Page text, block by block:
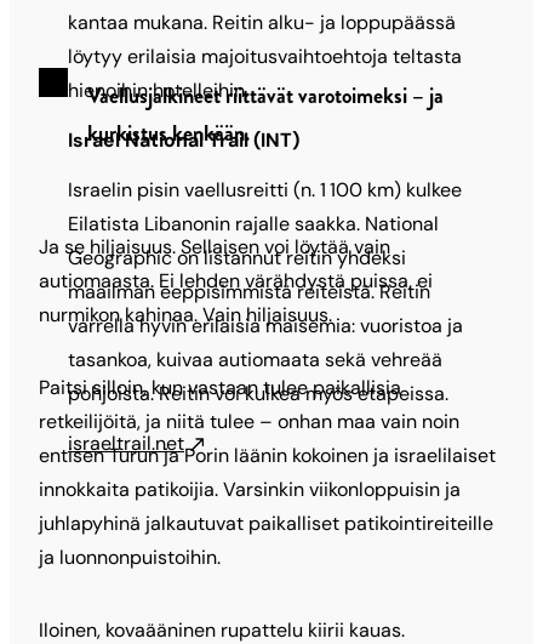
kantaa mukana. Reitin alku- ja loppupäässä
löytyy erilaisia majoitusvaihtoehtoja teltasta
hienoihin hotelleihin.
Israel National Trail (INT)
Israelin pisin vaellusreitti (n. 1 100 km) kulkee
Eilatista Liba­nonin rajalle saakka. National
Geographic on listannut reitin yhdeksi
maailman eeppisimmistä reiteistä. Reitin
varrella hyvin erilaisia maisemia: vuoristoa ja
tasankoa, kuivaa autiomaata sekä vehreää
pohjoista. Reitin voi kulkea myös etapeissa.
israeltrail.net
Vaellusjalkineet riittävät varotoimeksi – ja
kurkistus kenkään.
Ja se hiljaisuus. Sellaisen voi löytää vain
autiomaasta. Ei lehden värähdystä puissa, ei
nurmikon kahinaa. Vain hiljaisuus.
Paitsi silloin, kun vastaan tulee paikallisia
retkeilijöitä, ja niitä tulee – onhan maa vain noin
entisen Turun ja Porin läänin kokoinen ja israelilaiset
innokkaita patikoijia. Varsinkin viikonloppuisin ja
juhlapyhinä jalkautuvat paikalliset patikointireiteille
ja luonnonpuistoihin.
Iloinen, kovaääninen rupattelu kiirii kauas.